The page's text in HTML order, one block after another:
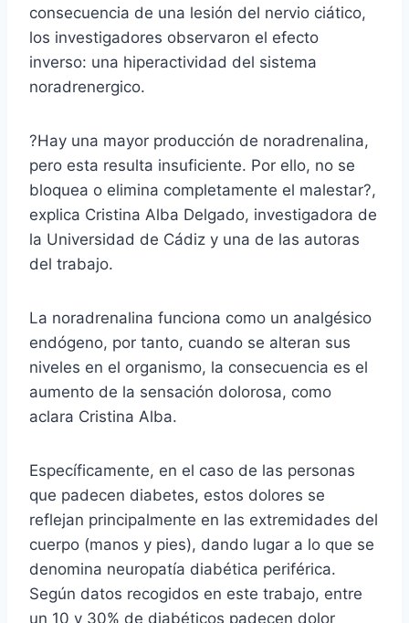
consecuencia de una lesión del nervio ciático,
los investigadores observaron el efecto
inverso: una hiperactividad del sistema
noradrenergico.
?Hay una mayor producción de noradrenalina,
pero esta resulta insuficiente. Por ello, no se
bloquea o elimina completamente el malestar?,
explica Cristina Alba Delgado, investigadora de
la Universidad de Cádiz y una de las autoras
del trabajo.
La noradrenalina funciona como un analgésico
endógeno, por tanto, cuando se alteran sus
niveles en el organismo, la consecuencia es el
aumento de la sensación dolorosa, como
aclara Cristina Alba.
Específicamente, en el caso de las personas
que padecen diabetes, estos dolores se
reflejan principalmente en las extremidades del
cuerpo (manos y pies), dando lugar a lo que se
denomina neuropatía diabética periférica.
Según datos recogidos en este trabajo, entre
un 10 y 30% de diabéticos padecen dolor